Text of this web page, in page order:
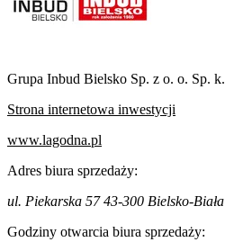
Grupa Inbud Bielsko Sp. z o. o. Sp. k.
Strona internetowa inwestycji
www.lagodna.pl
Adres biura sprzedaży:
ul. Piekarska 57 43-300 Bielsko-Biała
Godziny otwarcia biura sprzedaży: